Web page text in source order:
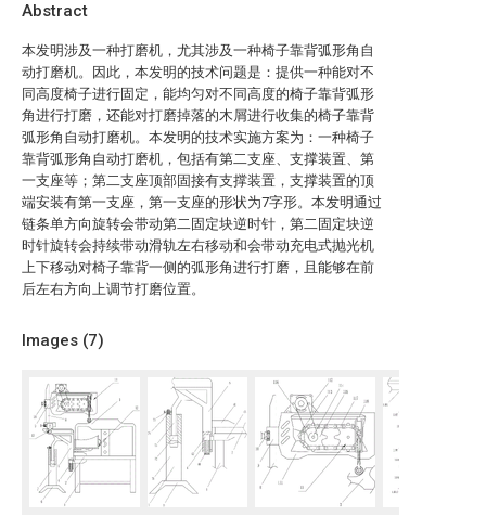
Abstract
本发明涉及一种打磨机，尤其涉及一种椅子靠背弧形角自
动打磨机。因此，本发明的技术问题是：提供一种能对不
同高度椅子进行固定，能均匀对不同高度的椅子靠背弧形
角进行打磨，还能对打磨掉落的木屑进行收集的椅子靠背
弧形角自动打磨机。本发明的技术实施方案为：一种椅子
靠背弧形角自动打磨机，包括有第二支座、支撑装置、第
一支座等；第二支座顶部固接有支撑装置，支撑装置的顶
端安装有第一支座，第一支座的形状为7字形。本发明通过
链条单方向旋转会带动第二固定块逆时针，第二固定块逆
时针旋转会持续带动滑轨左右移动和会带动充电式抛光机
上下移动对椅子靠背一侧的弧形角进行打磨，且能够在前
后左右方向上调节打磨位置。
Images (7)